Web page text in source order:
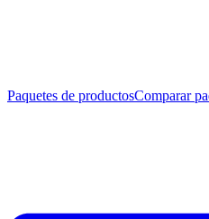
Paquetes de productosComparar